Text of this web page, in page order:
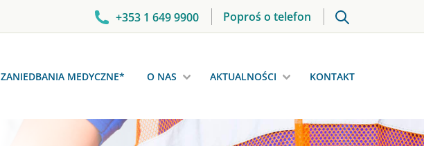
+353 1 649 9900 Poproś o telefon
ZANIEDBANIA MEDYCZNE* O NAS AKTUALNOŚCI KONTAKT